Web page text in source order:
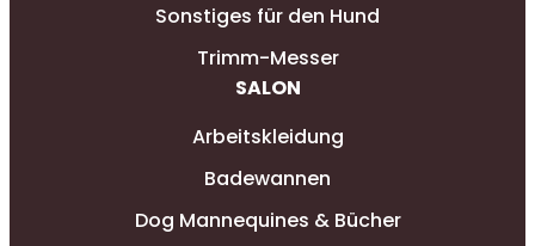
Sonstiges für den Hund
Trimm-Messer
SALON
Arbeitskleidung
Badewannen
Dog Mannequines & Bücher